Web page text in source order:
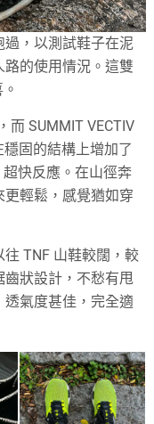
，以測試鞋子在泥
的使用情況。這雙
而 SUMMIT VECTIV
固的結構上增加了
快反應。在山徑奔
輕鬆，感覺猶如穿
TNF 山鞋較闊，較
狀設計，不愁有甩
透氣度甚佳，完全適